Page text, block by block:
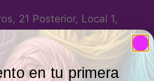
21 Posterior, Local 1,
Madrid, España - Ver
en tu primera